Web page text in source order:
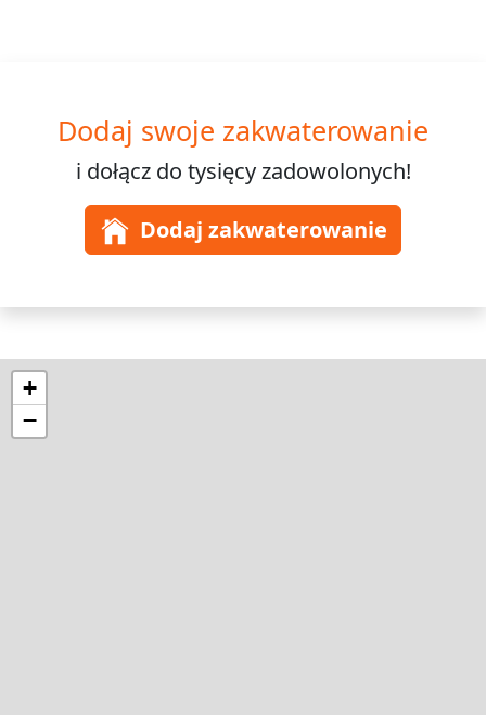
Dodaj swoje zakwaterowanie
i dołącz do tysięcyzadowolonych!
Dodaj zakwaterowanie
+
−